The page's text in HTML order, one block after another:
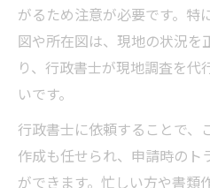
がるため注意が必要です。特
図や所在図は、現地の状況を
り、行政書士が現地調査を代
いです。
行政書士に依頼することで、
作成も任せられ、申請時のト
ができます。忙しい方や書類